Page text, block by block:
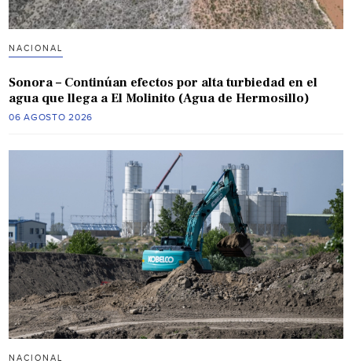
NACIONAL
Sonora – Continúan efectos por alta turbiedad en el
agua que llega a El Molinito (Agua de Hermosillo)
06 AGOSTO 2026
NACIONAL